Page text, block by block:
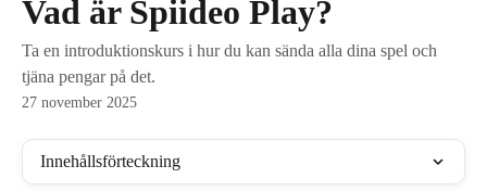
Vad är Spiideo Play?
Ta en introduktionskurs i hur du kan sända alla dina spel och
tjäna pengar på det.
27 november 2025
Innehållsförteckning